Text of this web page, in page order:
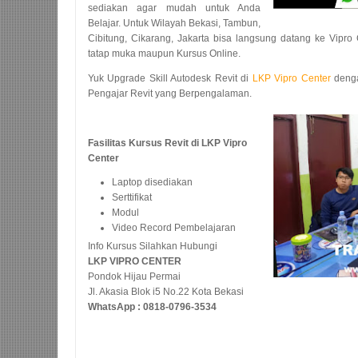
sediakan agar mudah untuk Anda
Belajar. Untuk Wilayah Bekasi, Tambun,
Cibitung, Cikarang, Jakarta bisa langsung datang ke Vipro
tatap muka maupun Kursus Online.
Yuk Upgrade Skill Autodesk Revit di LKP Vipro Center
Pengajar Revit yang Berpengalaman.
Fasilitas Kursus Revit di LKP Vipro
Center
Laptop disediakan
Serttifikat
Modul
Video Record Pembelajaran
Info Kursus Silahkan Hubungi
LKP VIPRO CENTER
Pondok Hijau Permai
Jl. Akasia Blok i5 No.22 Kota Bekasi
WhatsApp : 0818-0796-3534